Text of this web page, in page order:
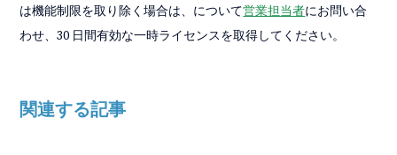
は機能制限を取り除く場合は、について営業担当者にお問い合
わせ、30 日間有効な一時ライセンスを取得してください。
関連する記事